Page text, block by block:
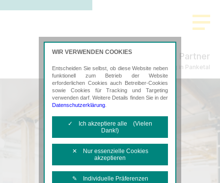
Hoffmann & Partner
Steuerberatung in Panketal
WIR VERWENDEN COOKIES
Entscheiden Sie selbst, ob diese Website neben
funktionell zum Betrieb der Website
erforderlichen Cookies auch Betreiber-Cookies
sowie Cookies für Tracking und Targeting
verwenden darf. Weitere Details finden Sie in der
Datenschutzerklärung
✓ Ich akzeptiere alle (Vielen
Dank!)
✕ Nur essenzielle Cookies
akzeptieren
✎ Individuelle Präferenzen